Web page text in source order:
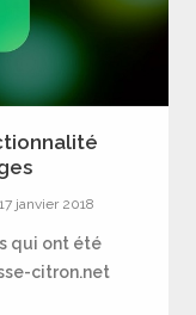
17 janvier 2018
qui ont été
citron.net